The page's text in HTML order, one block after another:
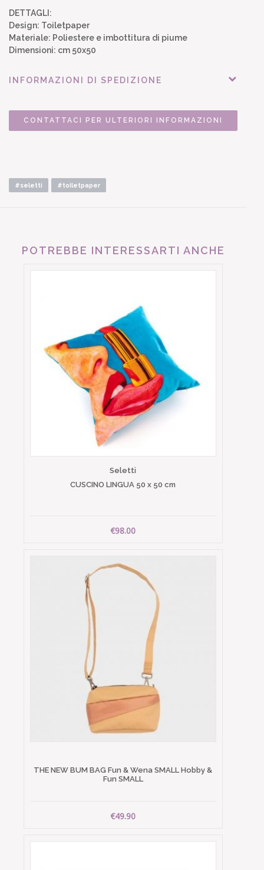
DETTAGLI:
Design: Toiletpaper
Materiale: Poliestere e imbottitura di piume
Dimensioni: cm 50x50
INFORMAZIONI DI SPEDIZIONE
CONTATTACI PER ULTERIORI INFORMAZIONI
#seletti #toiletpaper
POTREBBE INTERESSARTI ANCHE
Seletti
CUSCINO LINGUA 50 x 50 cm
€98.00
THE NEW BUM BAG Fun & Wena SMALL Hobby &
Fun SMALL
€49.90